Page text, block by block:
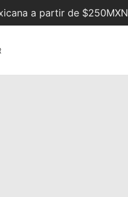
a partir de $250MXN